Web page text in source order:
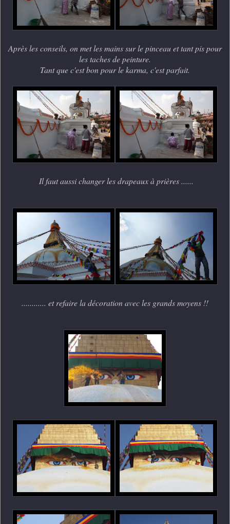
Après les conseils, on met les mains sur le pinceau et tant pis pour
les taches de peinture.
Tant que c'est bon pour le karma, c'est parfait.
Il faut aussi changer les drapeaux à prières ......
............ et refaire la décoration avec les grands moyens !!